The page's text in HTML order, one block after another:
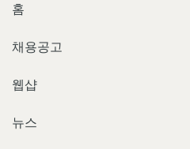
홈
채용공고
웹샵
뉴스